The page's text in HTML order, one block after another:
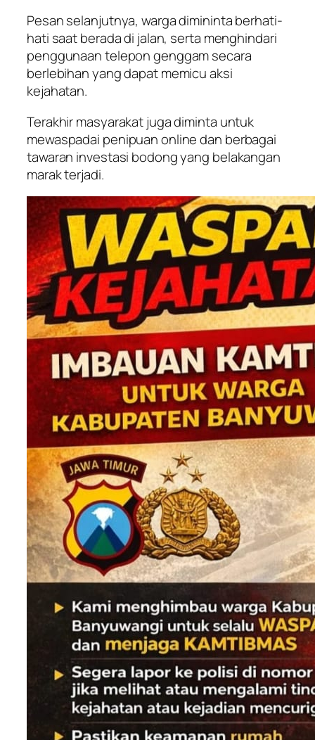
Pesan selanjutnya, warga dimininta berhati-
hati saat berada di jalan, serta menghindari
penggunaan telepon genggam secara
berlebihan yang dapat memicu aksi
kejahatan.
Terakhir masyarakat juga diminta untuk
mewaspadai penipuan online dan berbagai
tawaran investasi bodong yang belakangan
marak terjadi.